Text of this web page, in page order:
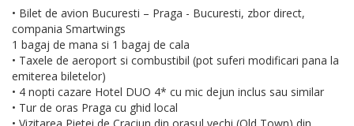
• Bilet de avion Bucuresti – Praga - Bucuresti, zbor direct,
compania Smartwings
1 bagaj de mana si 1 bagaj de cala
• Taxele de aeroport si combustibil (pot suferi modificari pana la
emiterea biletelor)
• 4 nopti cazare Hotel DUO 4* cu mic dejun inclus sau similar
• Tur de oras Praga cu ghid local